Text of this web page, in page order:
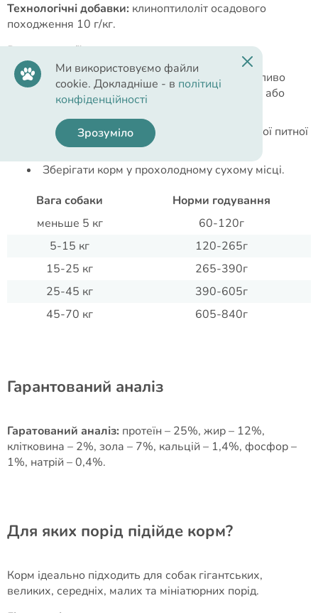
Технологічні добавки: клиноптилоліт осадового
походження 10 г/кг.
Рекомендації з годування:
Для собак усіх порід від 12 місяців, особливо
рекомендовано для вихованців з довгою або
густою шерстю.
У собаки завжди має бути доступ до свіжої питної
води.
Зберігати корм у прохолодному сухому місці.
Вага собаки
Норми годування
меньше 5 кг
60-120г
5-15 кг
120-265г
15-25 кг
265-390г
25-45 кг
390-605г
45-70 кг
605-840г
Гарантований аналіз
Гаратований аналіз: протеїн – 25%, жир – 12%,
клітковина – 2%, зола – 7%, кальцій – 1,4%, фосфор –
1%, натрій – 0,4%.
Для яких порід підійде корм?
Корм ідеально підходить для собак гігантських,
великих, середніх, малих та мініатюрних порід.
Ми використовуємо файли
cookie. Докладніше - в політиці
конфіденційності
Зрозуміло